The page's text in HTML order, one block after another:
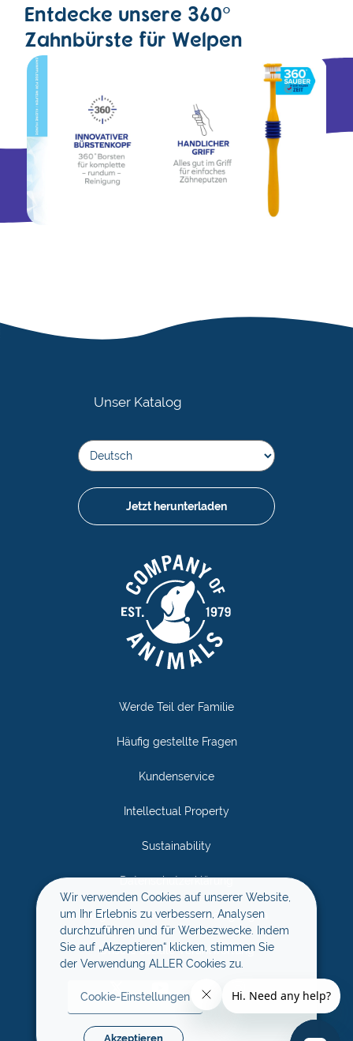
Entdecke unsere 360°
Zahnbürste für Welpen
Werde Teil der Familie
Häufig gestellte Fragen
Kundenservice
Intellectual Property
Sustainability
Datenschutzerklärung
Allgemeine Geschäftsbedingungen
Unsere soziale Verantwortung
Unser Katalog
Jetzt herunterladen
Wir verwenden Cookies auf unserer Website,
um Ihr Erlebnis zu verbessern, Analysen
durchzuführen und für Werbezwecke. Indem
Sie auf „Akzeptieren“ klicken, stimmen Sie
der Verwendung ALLER Cookies zu.
Cookie-Einstellungen
Akzeptieren